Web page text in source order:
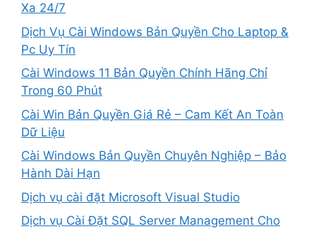
Xa 24/7
Dịch Vụ Cài Windows Bản Quyền Cho Laptop &
Pc Uy Tín
Cài Windows 11 Bản Quyền Chính Hãng Chỉ
Trong 60 Phút
Cài Win Bản Quyền Giá Rẻ – Cam Kết An Toàn
Dữ Liệu
Cài Windows Bản Quyền Chuyên Nghiệp – Bảo
Hành Dài Hạn
Dịch vụ cài đặt Microsoft Visual Studio
Dịch vụ Cài Đặt SQL Server Management Cho